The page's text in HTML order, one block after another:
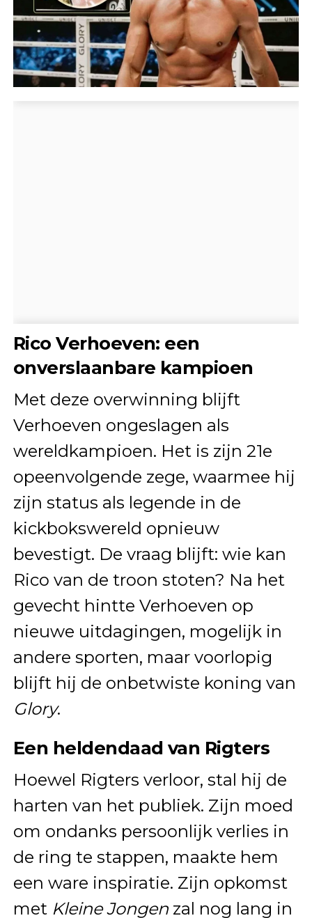
Rico Verhoeven: een
onverslaanbare kampioen
Met deze overwinning blijft
Verhoeven ongeslagen als
wereldkampioen. Het is zijn 21e
opeenvolgende zege, waarmee hij
zijn status als legende in de
kickbokswereld opnieuw
bevestigt. De vraag blijft: wie kan
Rico van de troon stoten? Na het
gevecht hintte Verhoeven op
nieuwe uitdagingen, mogelijk in
andere sporten, maar voorlopig
blijft hij de onbetwiste koning van
Glory.
Een heldendaad van Rigters
Hoewel Rigters verloor, stal hij de
harten van het publiek. Zijn moed
om ondanks persoonlijk verlies in
de ring te stappen, maakte hem
een ware inspiratie. Zijn opkomst
met Kleine Jongenzal nog lang in